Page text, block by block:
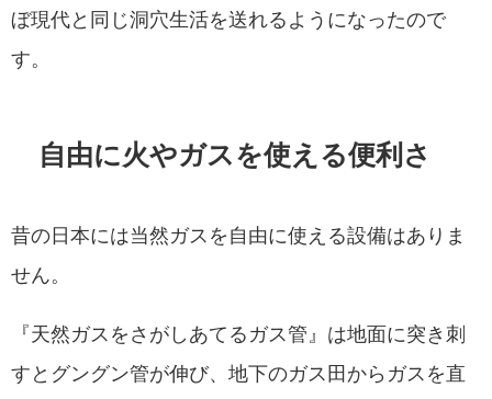
ぼ現代と同じ洞穴生活を送れるようになったので
す。
自由に火やガスを使える便利さ
昔の日本には当然ガスを自由に使える設備はありま
せん。
『天然ガスをさがしあてるガス管』は地面に突き刺
すとグングン管が伸び、地下のガス田からガスを直